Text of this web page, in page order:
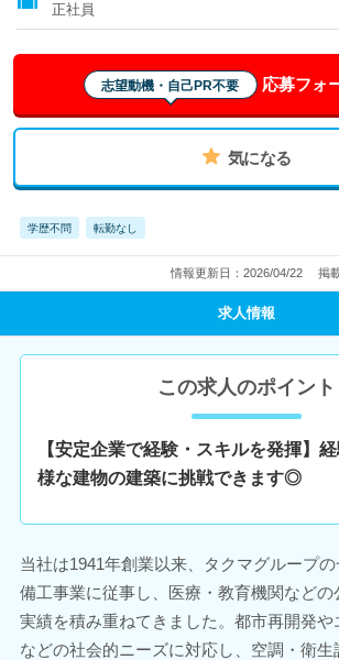
正社員
志望動機・自己PR不要 応募フォ
気になる
学歴不問 転勤なし
情報更新日：2026/04/22 掲
求人情報
この求人のポイント
【安定企業で経験・スキルを発揮】
様な建物の建築に挑戦できます◎
当社は1941年創業以来、タクマグループ
備工事業に従事し、医療・教育機関などの
実績を積み重ねてきました。都市再開発
などの社会的ニーズに対応し、空調・衛生